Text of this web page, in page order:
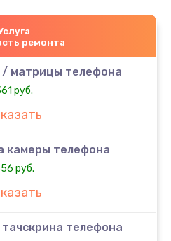
ремонта
/ матрицы телефона
руб.
камеры телефона
руб.
телефона